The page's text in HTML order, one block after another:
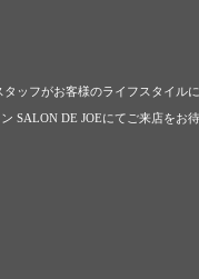
ッフがお客様のライフスタイル
SALON DE JOEにてご来店をお